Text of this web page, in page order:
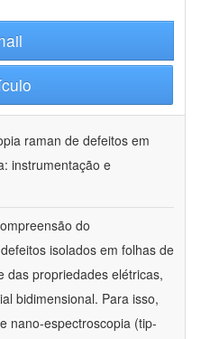
raman de defeitos em
instrumentação e
do
isolados em folhas de
das propriedades elétricas,
bidimensional. Para isso,
nano-espectroscopia (tip-